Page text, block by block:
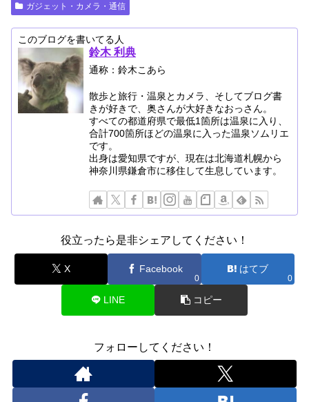
ガジェット・カメラ・通信
このブログを書いてる人
鈴木 利典
通称：鈴木こあら
散歩と旅行・温泉とカメラ、そしてブログ書
きが好きで、奥さんが大好きなおっさん。
すべての都道府県で最低1箇所は温泉に入り、
合計700箇所ほどの温泉に入った温泉ソムリエ
です。
出身は愛知県ですが、現在は北海道札幌から
神奈川県鎌倉市に移住して生息しています。
役立ったら是非シェアしてください！
X Facebook
0
はてブ
0
LINE コピー
フォローしてください！